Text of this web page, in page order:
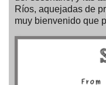
Ríos, aquejadas de
muy bienvenido que